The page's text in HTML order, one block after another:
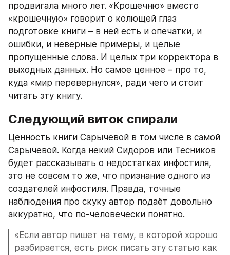
продвигала много лет. «Крошечню» вместо
«крошечную» говорит о колющей глаз
подготовке книги – в ней есть и опечатки, и
ошибки, и неверные примеры, и целые
пропущенные слова. И целых три корректора в
выходных данных. Но самое ценное – про то,
куда «мир перевернулся», ради чего и стоит
читать эту книгу.
Следующий виток спирали
Ценность книги Сарычевой в том числе в самой
Сарычевой. Когда некий Сидоров или Тесников
будет рассказывать о недостатках инфостиля,
это не совсем то же, что признание одного из
создателей инфостиля. Правда, точные
наблюдения про скуку автор подаёт довольно
аккуратно, что по-человечески понятно.
«Если автор пишет на тему, в которой хорошо
разбирается, есть риск писать эту статью как